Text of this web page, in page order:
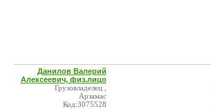
Данилов Валерий
Алексеевич, физ.лицо
Грузовладелец ,
Арзамас
Код:3075528